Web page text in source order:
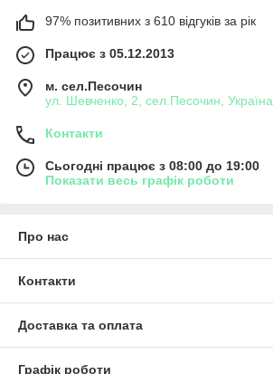
97% позитивних з 610 відгуків за рік
Працює з 05.12.2013
м. сел.Песочин
ул. Шевченко, 2, сел.Песочин, Україна
Контакти
Сьогодні працює з 08:00 до 19:00
Показати весь графік роботи
Про нас
Контакти
Доставка та оплата
Графік роботи